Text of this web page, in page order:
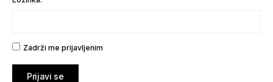
Zadrži me prijavljenim
Prijavi se